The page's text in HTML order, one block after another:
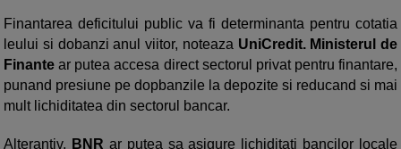
Finantarea deficitului public va fi determinanta pentru cotatia
leului si dobanzi anul viitor, noteaza UniCredit. Ministerul de
Finante ar putea accesa direct sectorul privat pentru finantare,
punand presiune pe dopbanzile la depozite si reducand si mai
mult lichiditatea din sectorul bancar.
Alterantiv, BNR ar putea sa asigure lichiditati bancilor locale